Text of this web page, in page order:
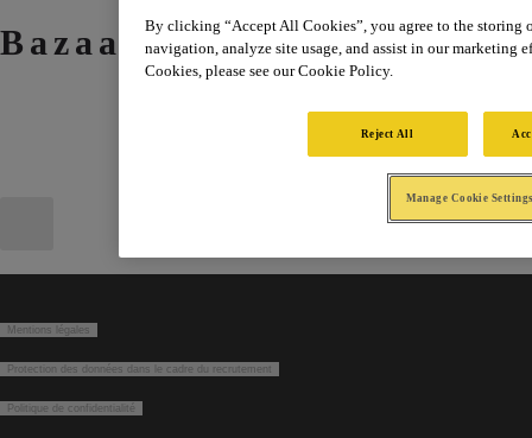
Bazaar France :
Mentions légales
Protection des données dans le cadre du recrutement
Politique de confidentialité
By clicking “Accept All Cookies”, you agree to the storing
navigation, analyze site usage, and assist in our marketing
Cookies, please see our Cookie Policy.
Reject All
Manage Cookie